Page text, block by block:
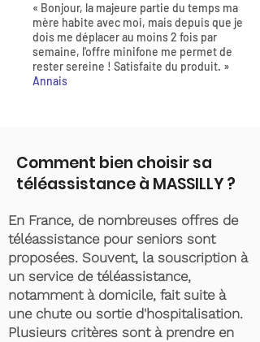
« Bonjour, la majeure partie du temps ma
mère habite avec moi, mais depuis que je
dois me déplacer au moins 2 fois par
semaine, l'offre minifone me permet de
rester sereine ! Satisfaite du produit. »
Annais
Comment bien choisir sa
téléassistance à MASSILLY ?
En France, de nombreuses offres de
téléassistance pour seniors sont
proposées. Souvent, la souscription à
un service de téléassistance,
notamment à domicile, fait suite à
une chute ou sortie d'hospitalisation.
Plusieurs critères sont à prendre en